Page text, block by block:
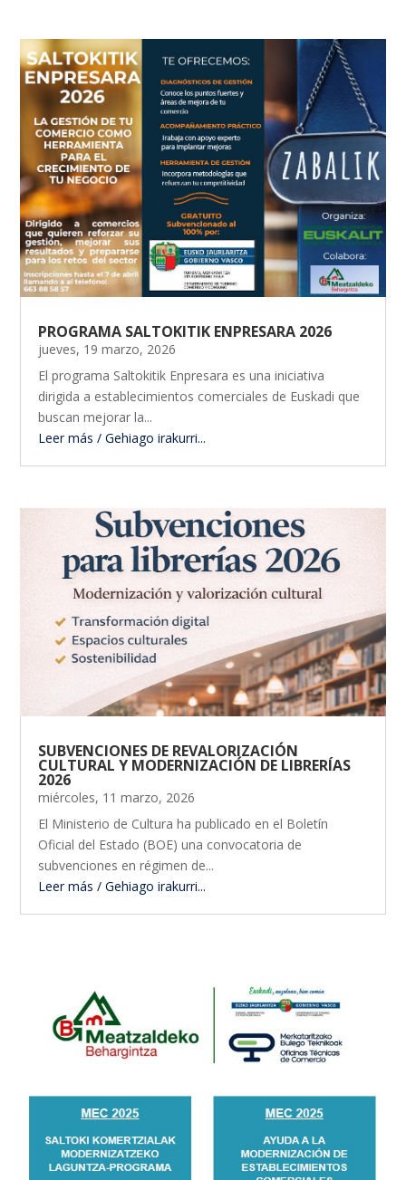
PROGRAMA SALTOKITIK ENPRESARA 2026
jueves, 19 marzo, 2026
El programa Saltokitik Enpresara es una iniciativa
dirigida a establecimientos comerciales de Euskadi que
buscan mejorar la...
Leer más / Gehiago irakurri...
SUBVENCIONES DE REVALORIZACIÓN
CULTURAL Y MODERNIZACIÓN DE LIBRERÍAS
2026
miércoles, 11 marzo, 2026
El Ministerio de Cultura ha publicado en el Boletín
Oficial del Estado (BOE) una convocatoria de
subvenciones en régimen de...
Leer más / Gehiago irakurri...